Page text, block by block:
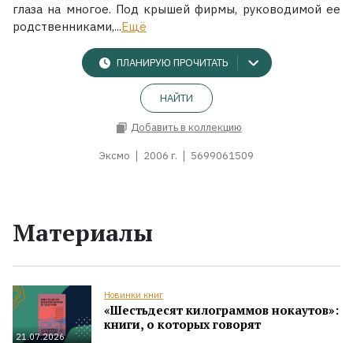
глаза на многое. Под крышей фирмы, руководимой ее
родственниками,...Ещё
ПЛАНИРУЮ ПРОЧИТАТЬ
НАЙТИ
Добавить в коллекцию
Эксмо 2006 г. 5699061509
Материалы
21.07.2026
Новинки книг
«Шестьдесят килограммов нокаутов»:
книги, о которых говорят